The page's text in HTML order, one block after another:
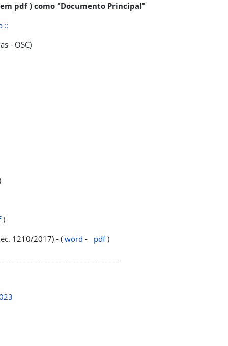
pdf ) como "Documento Principal"
::
- OSC)
)
1210/2017) - ( word - pdf)